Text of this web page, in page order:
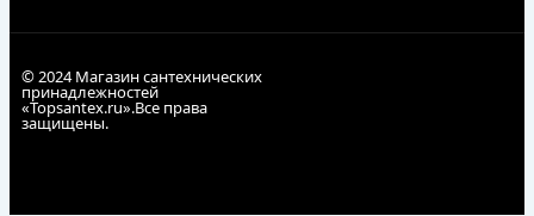
© 2024 Магазин сантехнических
принадлежностей
«Topsantex.ru».Все права
защищены.